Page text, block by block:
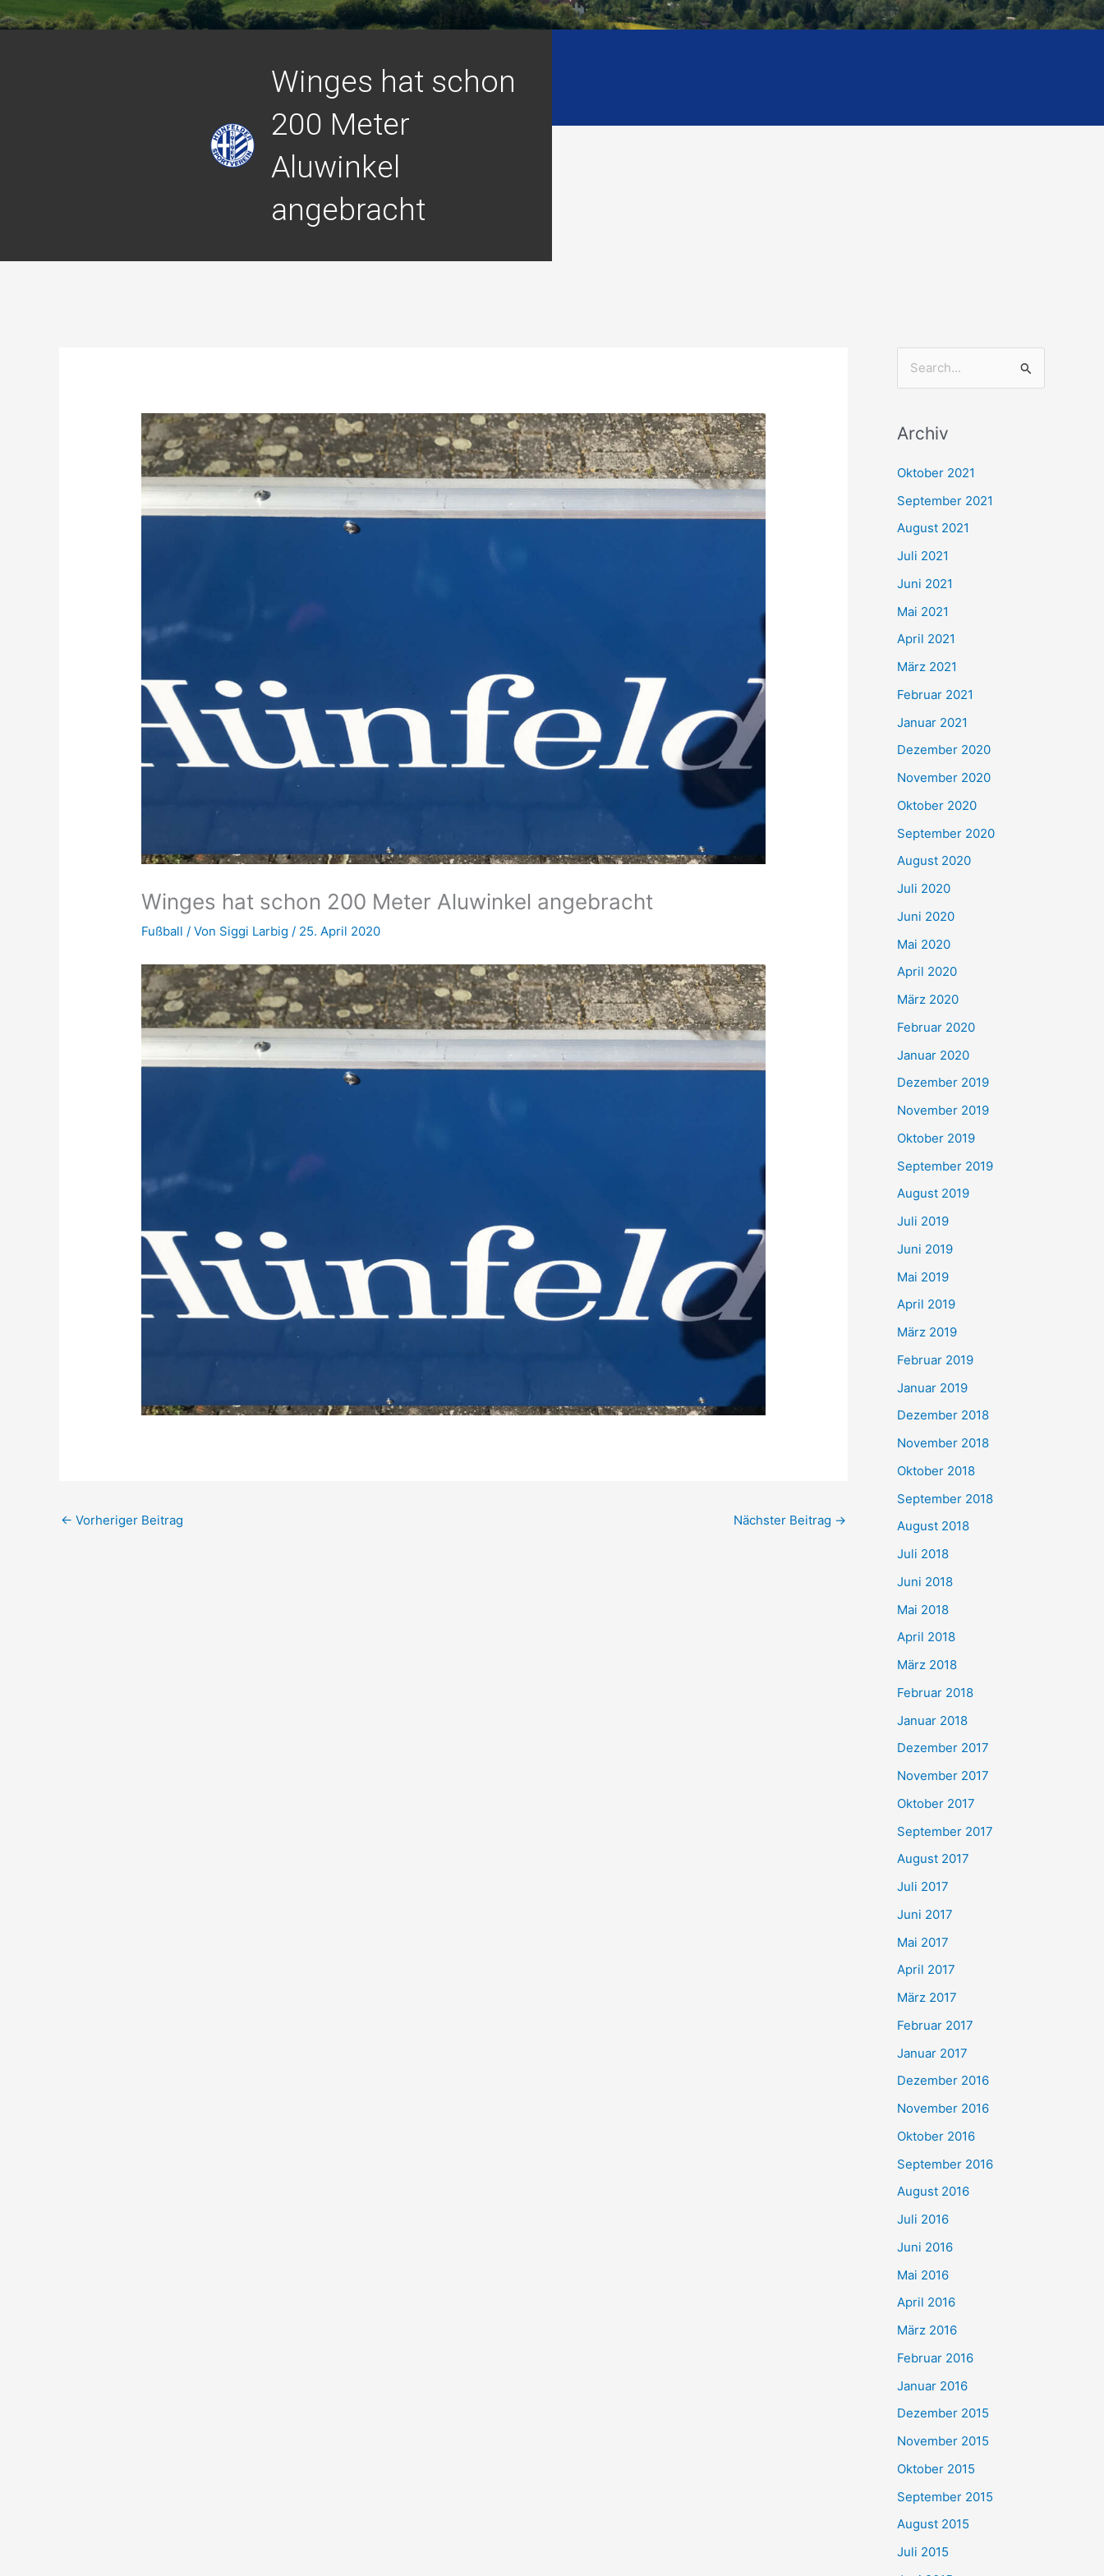
Winges hat schon
200 Meter
Aluwinkel
angebracht
Winges hat schon 200 Meter Aluwinkel angebracht
Fußball / Von Siggi Larbig/ 25. April 2020
← Vorheriger Beitrag Nächster Beitrag →
h
e
n
h
:
Archiv
Oktober 2021
September 2021
August 2021
Juli 2021
Juni 2021
Mai 2021
April 2021
März 2021
Februar 2021
Januar 2021
Dezember 2020
November 2020
Oktober 2020
September 2020
August 2020
Juli 2020
Juni 2020
Mai 2020
April 2020
März 2020
Februar 2020
Januar 2020
Dezember 2019
November 2019
Oktober 2019
September 2019
August 2019
Juli 2019
Juni 2019
Mai 2019
April 2019
März 2019
Februar 2019
Januar 2019
Dezember 2018
November 2018
Oktober 2018
September 2018
August 2018
Juli 2018
Juni 2018
Mai 2018
April 2018
März 2018
Februar 2018
Januar 2018
Dezember 2017
November 2017
Oktober 2017
September 2017
August 2017
Juli 2017
Juni 2017
Mai 2017
April 2017
März 2017
Februar 2017
Januar 2017
Dezember 2016
November 2016
Oktober 2016
September 2016
August 2016
Juli 2016
Juni 2016
Mai 2016
April 2016
März 2016
Februar 2016
Januar 2016
Dezember 2015
November 2015
Oktober 2015
September 2015
August 2015
Juli 2015